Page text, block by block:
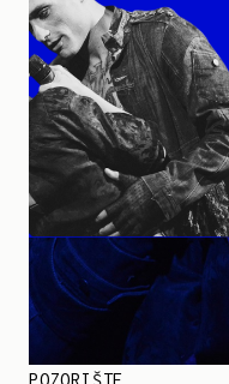
POZORIŠTE